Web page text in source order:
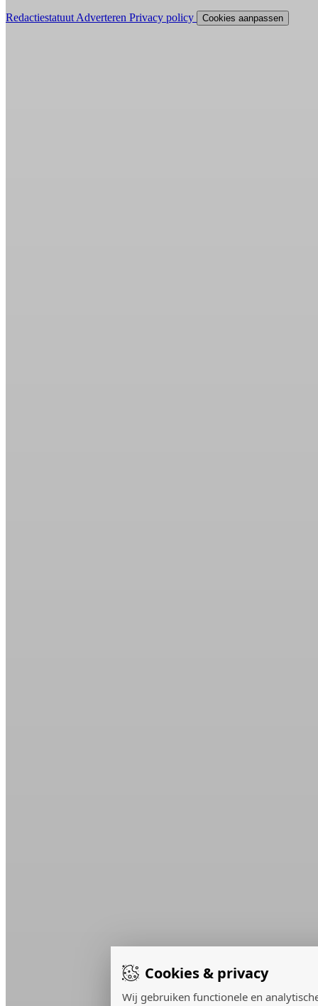
Cookies & privacy
Wij gebruiken functionele en
Redactiestatuut Adverteren Privacy policy Cookies aanpassen